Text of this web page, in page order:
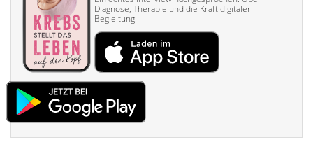
Diagnose, Therapie und die Kraft digitaler
Begleitung